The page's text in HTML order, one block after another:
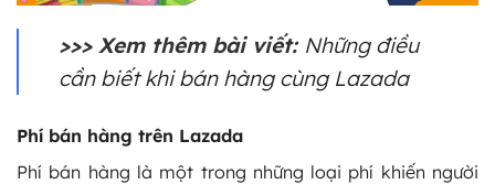
>>> Xem thêm bài viết: Những điều
cần biết khi bán hàng cùng Lazada
Phí bán hàng trên Lazada
Phí bán hàng là một trong những loại phí khiến người